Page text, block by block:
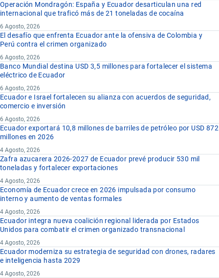
Operación Mondragón: España y Ecuador desarticulan una red
internacional que traficó más de 21 toneladas de cocaína
6 Agosto, 2026
El desafío que enfrenta Ecuador ante la ofensiva de Colombia y
Perú contra el crimen organizado
6 Agosto, 2026
Banco Mundial destina USD 3,5 millones para fortalecer el sistema
eléctrico de Ecuador
6 Agosto, 2026
Ecuador e Israel fortalecen su alianza con acuerdos de seguridad,
comercio e inversión
6 Agosto, 2026
Ecuador exportará 10,8 millones de barriles de petróleo por USD 872
millones en 2026
4 Agosto, 2026
Zafra azucarera 2026-2027 de Ecuador prevé producir 530 mil
toneladas y fortalecer exportaciones
4 Agosto, 2026
Economía de Ecuador crece en 2026 impulsada por consumo
interno y aumento de ventas formales
4 Agosto, 2026
Ecuador integra nueva coalición regional liderada por Estados
Unidos para combatir el crimen organizado transnacional
4 Agosto, 2026
Ecuador moderniza su estrategia de seguridad con drones, radares
e inteligencia hasta 2029
4 Agosto, 2026